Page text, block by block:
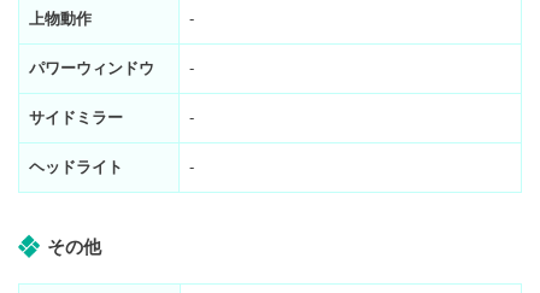
上物動作 -
パワーウィンドウ -
サイドミラー -
ヘッドライト -
その他